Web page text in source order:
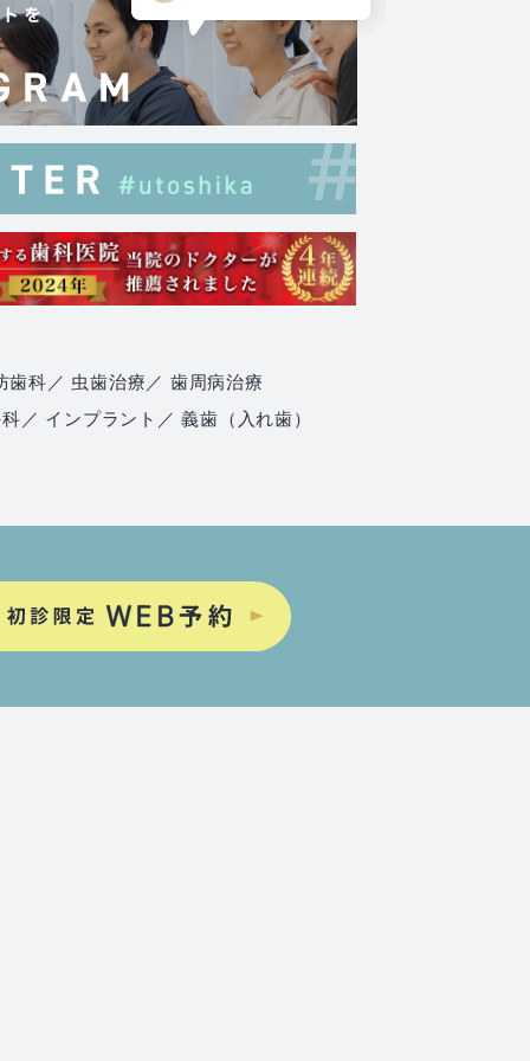
歯科／ 虫歯治療／ 歯周病治療
／ インプラント ／ 義歯（入れ歯）